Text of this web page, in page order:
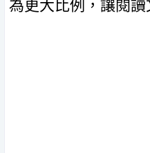
為更大比例，讓閱讀